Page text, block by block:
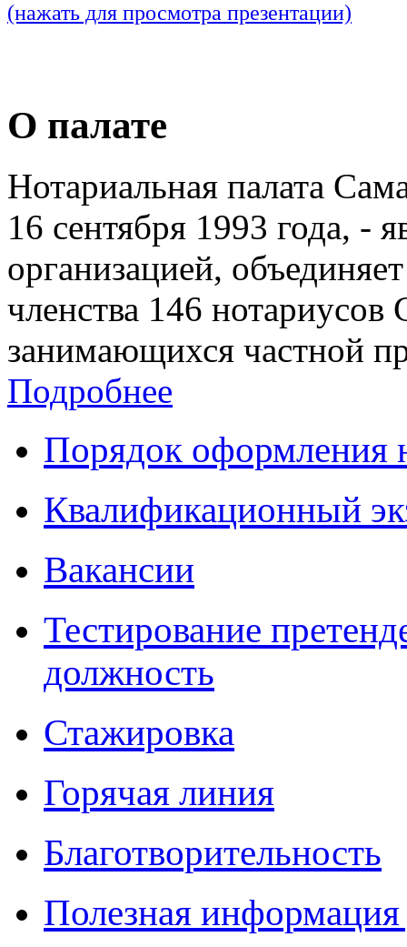
(нажать для просмотра презентации)
О палате
Нотариальная палата
16 сентября 1993 года, -
организацией,
членства 146 нотариусов
занимающихся частной
Подробнее
Порядок оформления
Квалификационный
Вакансии
Тестирование
должность
Стажировка
Горячая линия
Благотворительность
Полезная